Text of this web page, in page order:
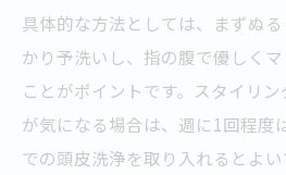
具体的な方法としては、まずぬ
かり予洗いし、指の腹で優しく
ことがポイントです。スタイリ
が気になる場合は、週に1回程度
での頭皮洗浄を取り入れるとよい